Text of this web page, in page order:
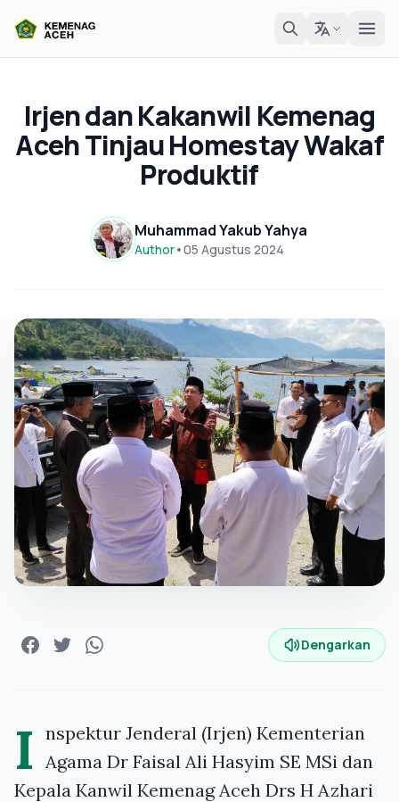
Irjen dan Kakanwil Kemenag
Aceh Tinjau Homestay Wakaf
Produktif
Muhammad Yakub Yahya
Author•05 Agustus 2024
Dengarkan
I nspektur Jenderal (Irjen) Kementerian
Agama Dr Faisal Ali Hasyim SE MSi dan
Kepala Kanwil Kemenag Aceh Drs H Azhari